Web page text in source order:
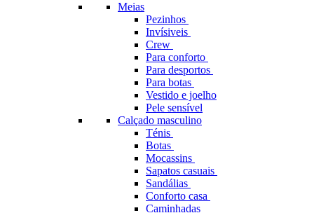
Meias
Pezinhos
Invísiveis
Crew
Para conforto
Para desportos
Para botas
Vestido e joelho
Pele sensível
Calçado masculino
Ténis
Botas
Mocassins
Sapatos casuais
Sandálias
Conforto casa
Caminhadas